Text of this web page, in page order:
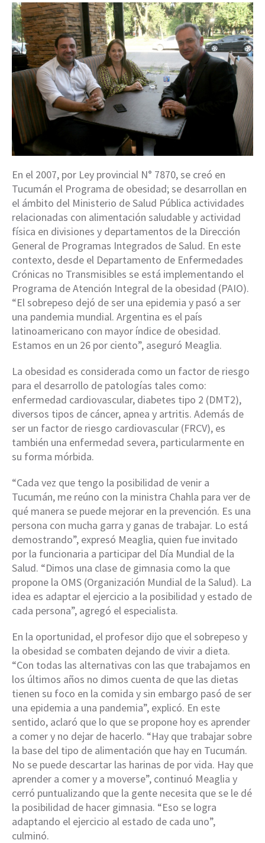
En el 2007, por Ley provincial N° 7870, se creó en
Tucumán el Programa de obesidad; se desarrollan en
el ámbito del Ministerio de Salud Pública actividades
relacionadas con alimentación saludable y actividad
física en divisiones y departamentos de la Dirección
General de Programas Integrados de Salud. En este
contexto, desde el Departamento de Enfermedades
Crónicas no Transmisibles se está implementando el
Programa de Atención Integral de la obesidad (PAIO).
“El sobrepeso dejó de ser una epidemia y pasó a ser
una pandemia mundial. Argentina es el país
latinoamericano con mayor índice de obesidad.
Estamos en un 26 por ciento”, aseguró Meaglia.
La obesidad es considerada como un factor de riesgo
para el desarrollo de patologías tales como:
enfermedad cardiovascular, diabetes tipo 2 (DMT2),
diversos tipos de cáncer, apnea y artritis. Además de
ser un factor de riesgo cardiovascular (FRCV), es
también una enfermedad severa, particularmente en
su forma mórbida.
“Cada vez que tengo la posibilidad de venir a
Tucumán, me reúno con la ministra Chahla para ver de
qué manera se puede mejorar en la prevención. Es una
persona con mucha garra y ganas de trabajar. Lo está
demostrando”, expresó Meaglia, quien fue invitado
por la funcionaria a participar del Día Mundial de la
Salud. “Dimos una clase de gimnasia como la que
propone la OMS (Organización Mundial de la Salud). La
idea es adaptar el ejercicio a la posibilidad y estado de
cada persona”, agregó el especialista.
En la oportunidad, el profesor dijo que el sobrepeso y
la obesidad se combaten dejando de vivir a dieta.
“Con todas las alternativas con las que trabajamos en
los últimos años no dimos cuenta de que las dietas
tienen su foco en la comida y sin embargo pasó de ser
una epidemia a una pandemia”, explicó. En este
sentido, aclaró que lo que se propone hoy es aprender
a comer y no dejar de hacerlo. “Hay que trabajar sobre
la base del tipo de alimentación que hay en Tucumán.
No se puede descartar las harinas de por vida. Hay que
aprender a comer y a moverse”, continuó Meaglia y
cerró puntualizando que la gente necesita que se le dé
la posibilidad de hacer gimnasia. “Eso se logra
adaptando el ejercicio al estado de cada uno”,
culminó.